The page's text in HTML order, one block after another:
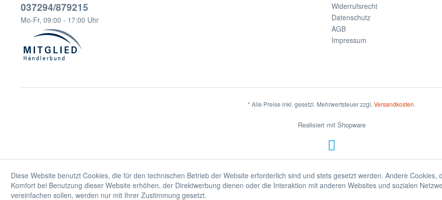
037294/879215
Mo-Fr, 09:00 - 17:00 Uhr
Widerrufsrecht
Datenschutz
AGB
Impressum
* Alle Preise inkl. gesetzl. Mehrwertsteuer zzgl. Versandkosten.
Realisiert mit Shopware
Diese Website benutzt Cookies, die für den technischen Betrieb der Website erforderlich sind und stets gesetzt werden. Andere Cookies,
Komfort bei Benutzung dieser Website erhöhen, der Direktwerbung dienen oder die Interaktion mit anderen Websites und sozialen
vereinfachen sollen, werden nur mit Ihrer Zustimmung gesetzt.